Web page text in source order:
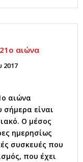
αιώνα
2017
αιώνα
σήμερα είναι
Ο μέσος
ημερησίως
συσκευές που
που έχει